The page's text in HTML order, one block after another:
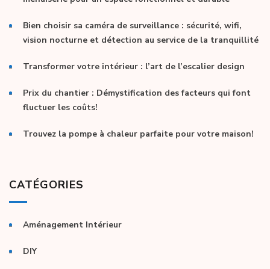
Bien choisir sa caméra de surveillance : sécurité, wifi,
vision nocturne et détection au service de la tranquillité
Transformer votre intérieur : l’art de l’escalier design
Prix du chantier : Démystification des facteurs qui font
fluctuer les coûts!
Trouvez la pompe à chaleur parfaite pour votre maison!
CATÉGORIES
Aménagement Intérieur
DIY